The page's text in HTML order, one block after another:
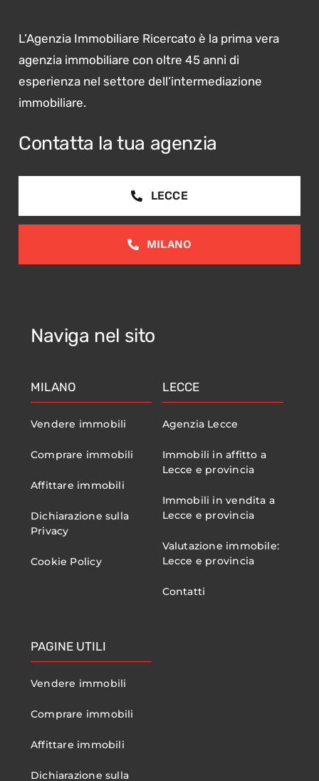
L’Agenzia Immobiliare Ricercato è la prima vera
agenzia immobiliare con oltre 45 anni di
esperienza nel settore dell’intermediazione
immobiliare.
Contatta la tua agenzia
LECCE
MILANO
Naviga nel sito
MILANO
Vendere immobili
Comprare immobili
Affittare immobili
Dichiarazione sulla
Privacy
Cookie Policy
LECCE
Agenzia Lecce
Immobili in affitto a
Lecce e provincia
Immobili in vendita a
Lecce e provincia
Valutazione immobile:
Lecce e provincia
Contatti
PAGINE UTILI
Vendere immobili
Comprare immobili
Affittare immobili
Dichiarazione sulla